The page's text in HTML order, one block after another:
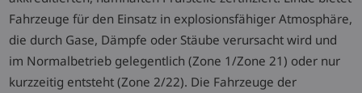
Fahrzeuge für den Einsatz in explosionsfähiger Atmosphäre,
die durch Gase, Dämpfe oder Stäube verursacht wird und
im Normalbetrieb gelegentlich (Zone 1/Zone 21) oder nur
kurzzeitig entsteht (Zone 2/22). Die Fahrzeuge der